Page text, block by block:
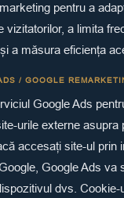
pentru a
vizitatorilor, a limita
a măsura eficiența
/ GOOGLE
Google Ads
urile externe asupra
accesați site-ul prin
Google Ads va
dvs. Cookie-